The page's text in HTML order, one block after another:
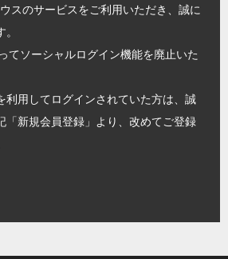
スのサービスをご利用いただき、誠に
てソーシャルログイン機能を廃止いた
利用してログインされていた方は、誠
「新規会員登録」より、改めてご登録